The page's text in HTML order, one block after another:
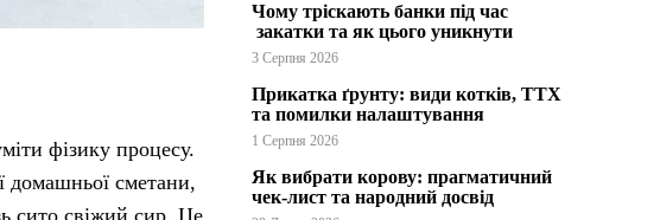
фізику процесу.
домашньої сметани,
Чому тріскають банки під час
закатки та як цього уникнути
3 Серпня 2026
Прикатка ґрунту: види котків, ТТХ
та помилки налаштування
1 Серпня 2026
Як вибрати корову: прагматичний
чек-лист та народний досвід